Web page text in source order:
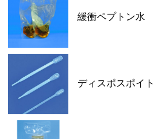
緩衝ペプトン水
ディスポスポイト